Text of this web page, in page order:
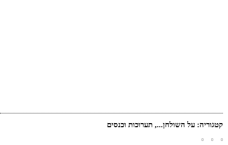
קטגוריה: על השולחן..., תערוכות וכנסים